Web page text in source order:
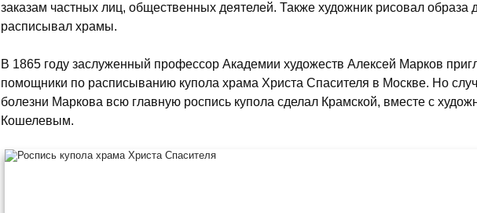
заказам частных лиц, общественных деятелей. Также художник рисовал образа
расписывал храмы.
В 1865 году заслуженный профессор Академии художеств Алексей Марков
помощники по расписыванию купола храма Христа Спасителя в Москве. Но
болезни Маркова всю главную роспись купола сделал Крамской, вместе с
Кошелевым.